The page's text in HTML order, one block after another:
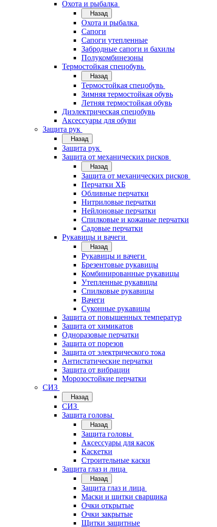
Охота и рыбалка
Назад
Охота и рыбалка
Сапоги
Сапоги утепленные
Забродные сапоги и бахилы
Полукомбинезоны
Термостойкая спецобувь
Назад
Термостойкая спецобувь
Зимняя термостойкая обувь
Летняя термостойкая обувь
Диэлектрическая спецобувь
Аксессуары для обуви
Защита рук
Назад
Защита рук
Защита от механических рисков
Назад
Защита от механических рисков
Перчатки ХБ
Обливные перчатки
Нитриловые перчатки
Нейлоновые перчатки
Спилковые и кожаные перчатки
Садовые перчатки
Рукавицы и вачеги
Назад
Рукавицы и вачеги
Брезентовые рукавицы
Комбинированные рукавицы
Утепленные рукавицы
Спилковые рукавицы
Вачеги
Суконные рукавицы
Защита от повышенных температур
Защита от химикатов
Одноразовые перчатки
Защита от порезов
Защита от электрического тока
Антистатические перчатки
Защита от вибрации
Морозостойкие перчатки
СИЗ
Назад
СИЗ
Защита головы
Назад
Защита головы
Аксессуары для касок
Каскетки
Строительные каски
Защита глаз и лица
Назад
Защита глаз и лица
Маски и щитки сварщика
Очки открытые
Очки закрытые
Щитки защитные